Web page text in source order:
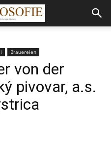
Brauereien
von der
pivovar, a.s.